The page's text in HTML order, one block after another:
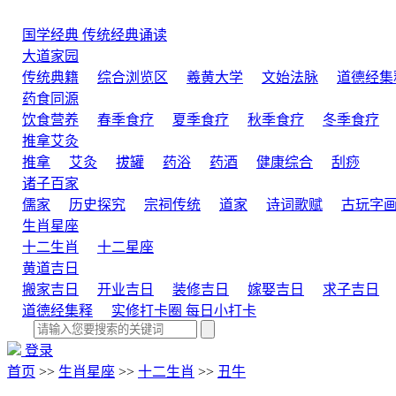
国学经典 传统经典诵读
大道家园
传统典籍
综合浏览区 羲黄大学 文始法脉
道德经集
药食同源
饮食营养
春季食疗 夏季食疗 秋季食疗 冬季食疗
推拿艾灸
推拿
艾灸 拔罐 药浴 药酒 健康综合
刮痧
诸子百家
儒家
历史探究 宗祠传统 道家 诗词歌赋 古玩字画
生肖星座
十二生肖
十二星座
黄道吉日
搬家吉日
开业吉日 装修吉日 嫁娶吉日
求子吉日
道德经集释
实修打卡圈 每日小打卡
登录
首页 >> 生肖星座 >> 十二生肖 >> 丑牛